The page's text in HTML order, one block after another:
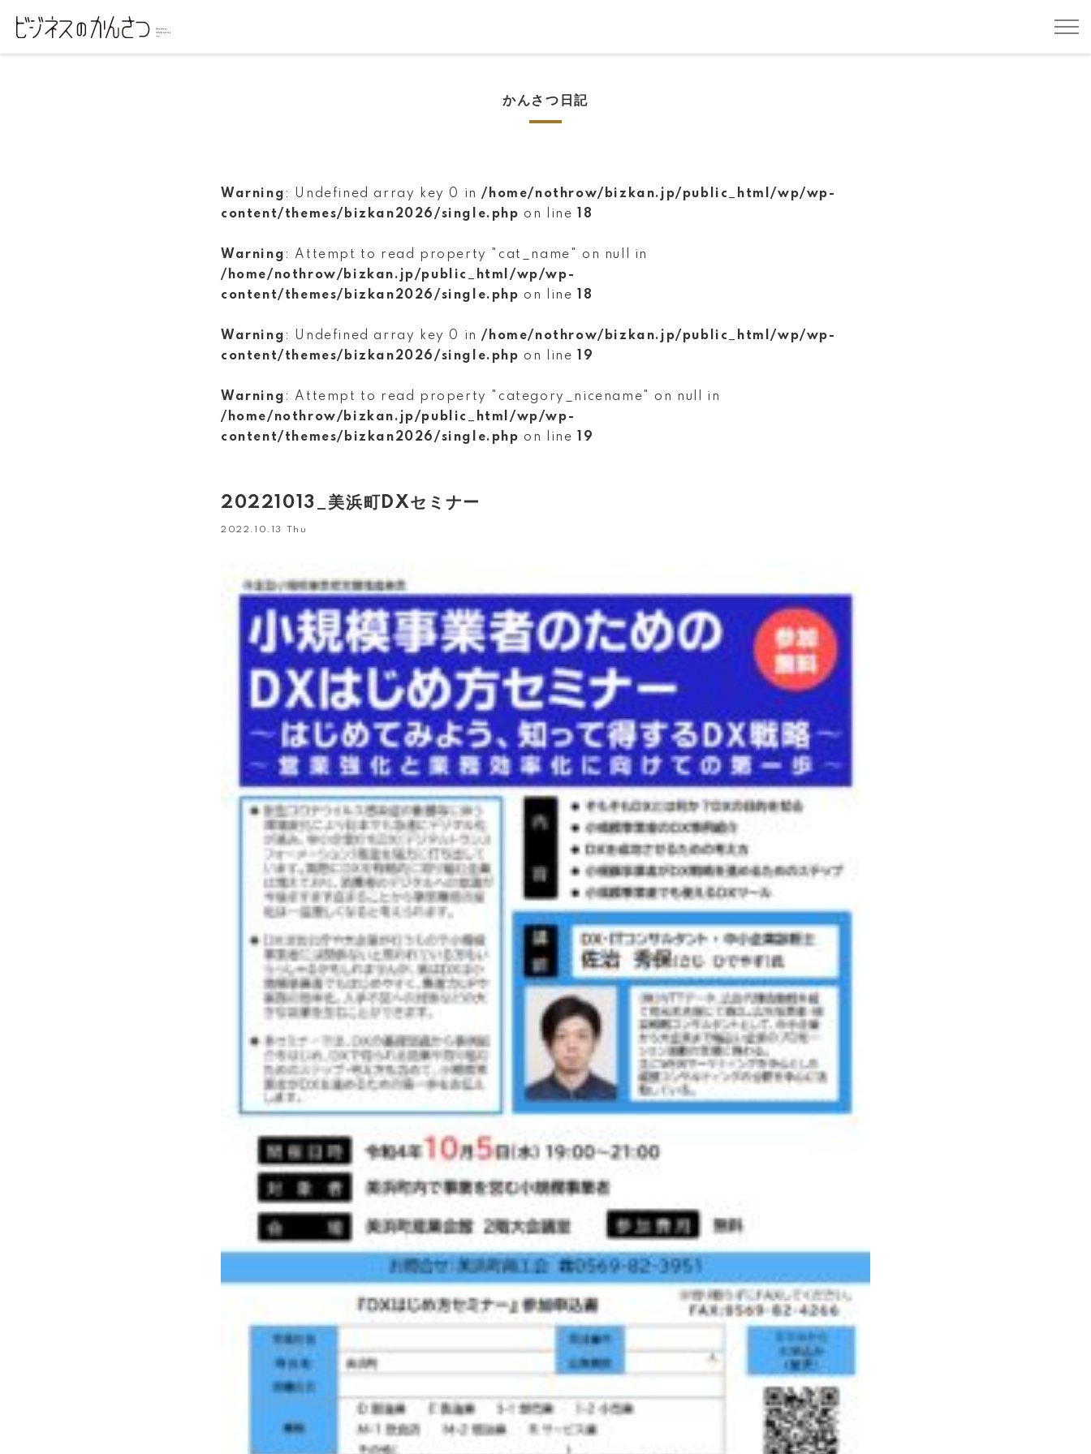
かんさつ日記
Warning : Undefined array key 0 in/home/nothrow/bizkan.jp/public_html/wp/wp-
content/themes/bizkan2026/single.php on line 18
Warning : Attempt to read property "cat_name" on null in
/home/nothrow/bizkan.jp/public_html/wp/wp-
content/themes/bizkan2026/single.php on line 18
Warning : Undefined array key 0 in/home/nothrow/bizkan.jp/public_html/wp/wp-
content/themes/bizkan2026/single.php on line 19
Warning : Attempt to read property "category_nicename" on null in
/home/nothrow/bizkan.jp/public_html/wp/wp-
content/themes/bizkan2026/single.php on line 19
20221013_美浜町DXセミナー
2022.10.13 Thu